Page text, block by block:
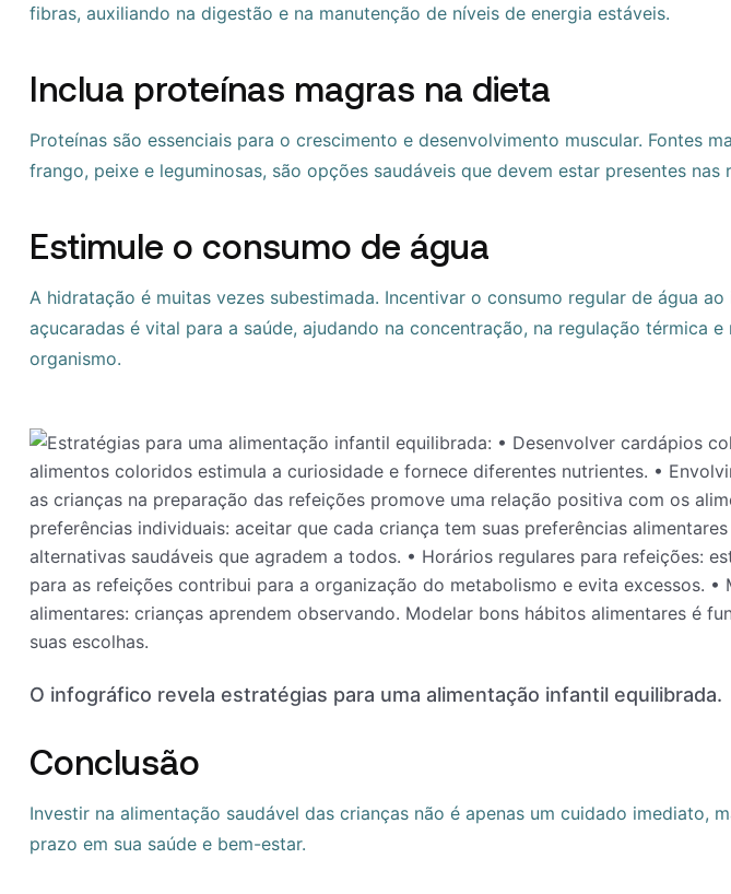
fibras, auxiliando na digestão e na manutenção de níveis de energia estáveis.
Inclua proteínas magras na dieta
Proteínas são essenciais para o crescimento e desenvolvimento muscular. Fontes
frango, peixe e leguminosas, são opções saudáveis que devem estar presentes nas
Estimule o consumo de água
A hidratação é muitas vezes subestimada. Incentivar o consumo regular de água
açucaradas é vital para a saúde, ajudando na concentração, na regulação térmica
organismo.
O infográfico revela estratégias para uma alimentação infantil equilibrada.
Conclusão
Investir na alimentação saudável das crianças não é apenas um cuidado imediato,
prazo em sua saúde e bem-estar.